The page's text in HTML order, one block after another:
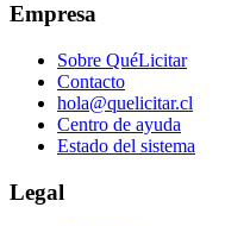
Empresa
Sobre QuéLicitar
Contacto
hola@quelicitar.cl
Centro de ayuda
Estado del sistema
Legal